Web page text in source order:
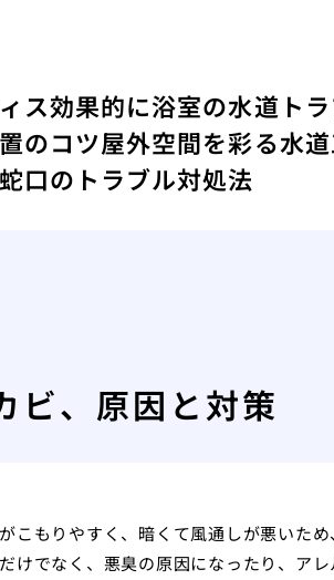
ス効果的に浴室の水道ト
のコツ屋外空間を彩る水
口のトラブル対処法
ビ、原因と対策
こもりやすく、暗くて風通しが悪いた
けでなく、悪臭の原因になったり、ア